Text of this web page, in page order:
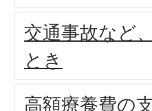
交通事故など
とき
高額療養費の